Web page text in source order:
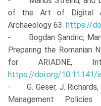
of the Art of Digital
Archaeology 63. https://
- Bogdan Șandric,
Preparing the Romanian
for ARIADNE,
https://doi.org/10.11141/
- G. Geser, J. Richards,
Management